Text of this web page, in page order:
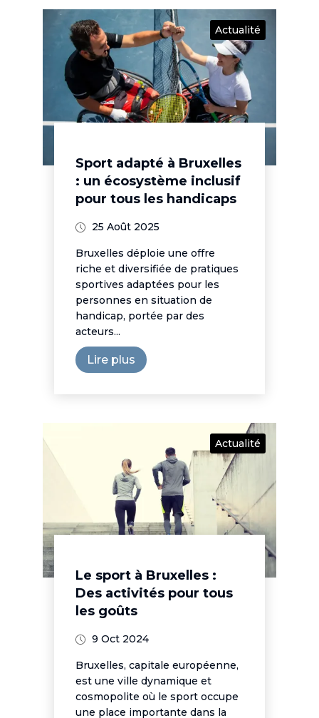
Actualité
Sport adapté à Bruxelles
: un écosystème inclusif
pour tous les handicaps
25 Août 2025
Bruxelles déploie une offre
riche et diversifiée de pratiques
sportives adaptées pour les
personnes en situation de
handicap, portée par des
acteurs...
Lire plus
Actualité
Le sport à Bruxelles :
Des activités pour tous
les goûts
9 Oct 2024
Bruxelles, capitale européenne,
est une ville dynamique et
cosmopolite où le sport occupe
une place importante dans la